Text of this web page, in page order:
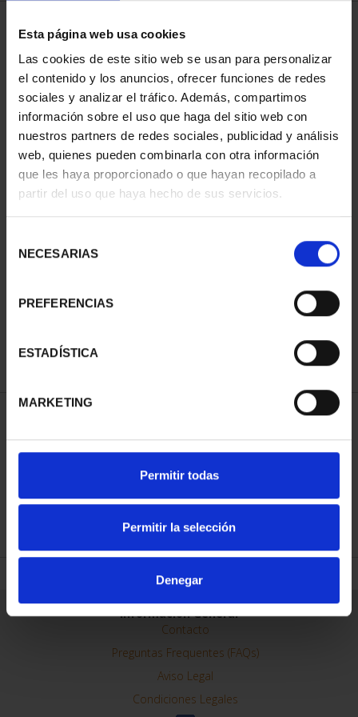
Esta página web usa cookies
Las cookies de este sitio web se usan para personalizar
el contenido y los anuncios, ofrecer funciones de redes
sociales y analizar el tráfico. Además, compartimos
información sobre el uso que haga del sitio web con
nuestros partners de redes sociales, publicidad y análisis
web, quienes pueden combinarla con otra información
que les haya proporcionado o que hayan recopilado a
partir del uso que haya hecho de sus servicios.
NECESARIAS
PREFERENCIAS
ESTADÍSTICA
MARKETING
Permitir todas
Permitir la selección
Denegar
2 Productos encontrados
SOROLLA (2023) ONZA
CENTENARIO DE
SOROLLA (2023) 4
2.330,00 €
Información General
Contacto
Preguntas Frequentes (FAQs)
Aviso Legal
Condiciones Legales